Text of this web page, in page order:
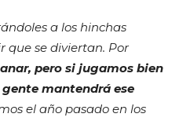
a los hinchas
que se diviertan. Por
pero si jugamos bien
mantendrá ese
el año pasado en los